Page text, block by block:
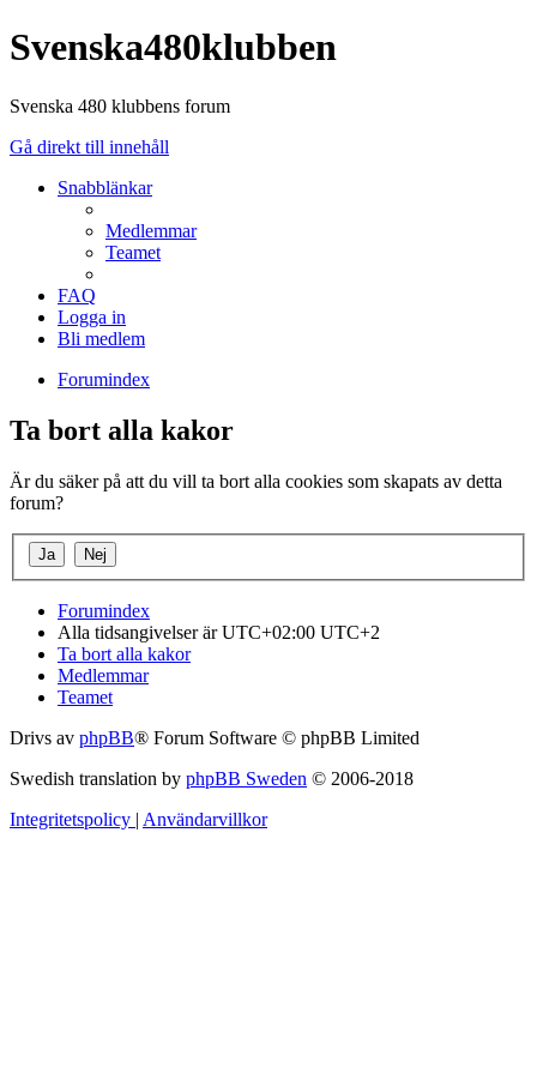
Svenska480klubben
Svenska 480 klubbens forum
Gå direkt till innehåll
Snabblänkar
Medlemmar
Teamet
FAQ
Logga in
Bli medlem
Forumindex
Ta bort alla kakor
Är du säker på att du vill ta bort alla cookies som skapats av detta
forum?
Forumindex
Alla tidsangivelser är UTC+02:00 UTC+2
Ta bort alla kakor
Medlemmar
Teamet
Drivs av phpBB® Forum Software © phpBB Limited
Swedish translation by phpBB Sweden © 2006-2018
Integritetspolicy | Användarvillkor